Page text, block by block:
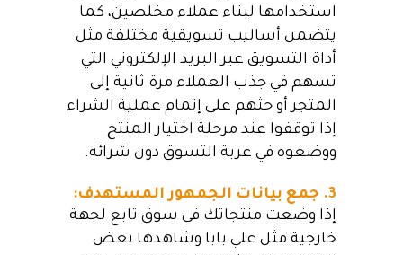
استخدامها لبناء عملاء مخلصين، كما
يتضمن أساليب تسويقية مختلفة مثل
أداة التسويق عبر البريد الإلكتروني التي
تسهم في جذب العملاء مرة ثانية إلى
المتجر أو حثهم على إتمام عملية الشراء
إذا توقفوا عند مرحلة اختيار المنتج
ووضعوه في عربة التسوق دون شرائه.
3. جمع بيانات الجمهور المستهدف:
إذا وضعت منتجاتك في سوق تابع لجهة
خارجية مثل علي بابا وشاهدها بعض